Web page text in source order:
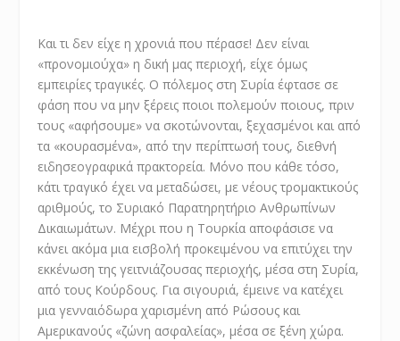
Και τι δεν είχε η χρονιά που πέρασε! Δεν είναι
«προνομιούχα» η δική μας περιοχή, είχε όμως
εμπειρίες τραγικές. Ο πόλεμος στη Συρία έφτασε σε
φάση που να μην ξέρεις ποιοι πολεμούν ποιους, πριν
τους «αφήσουμε» να σκοτώνονται, ξεχασμένοι και από
τα «κουρασμένα», από την περίπτωσή τους, διεθνή
ειδησεογραφικά πρακτορεία. Μόνο που κάθε τόσο,
κάτι τραγικό έχει να μεταδώσει, με νέους τρομακτικούς
αριθμούς, το Συριακό Παρατηρητήριο Ανθρωπίνων
Δικαιωμάτων. Μέχρι που η Τουρκία αποφάσισε να
κάνει ακόμα μια εισβολή προκειμένου να επιτύχει την
εκκένωση της γειτνιάζουσας περιοχής, μέσα στη Συρία,
από τους Κούρδους. Για σιγουριά, έμεινε να κατέχει
μια γενναιόδωρα χαρισμένη από Ρώσους και
Αμερικανούς «ζώνη ασφαλείας», μέσα σε ξένη χώρα.